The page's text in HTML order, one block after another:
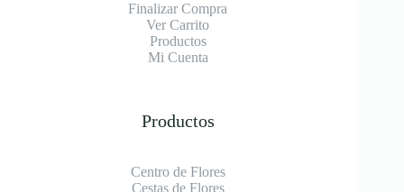
Finalizar Compra
Ver Carrito
Productos
Mi Cuenta
Productos
Centro de Flores
Cestas de Flores